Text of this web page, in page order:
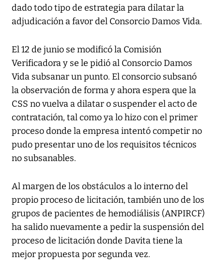
dado todo tipo de estrategia para dilatar la
adjudicación a favor del Consorcio Damos Vida.
El 12 de junio se modificó la Comisión
Verificadora y se le pidió al Consorcio Damos
Vida subsanar un punto. El consorcio subsanó
la observación de forma y ahora espera que la
CSS no vuelva a dilatar o suspender el acto de
contratación, tal como ya lo hizo con el primer
proceso donde la empresa intentó competir no
pudo presentar uno de los requisitos técnicos
no subsanables.
Al margen de los obstáculos a lo interno del
propio proceso de licitación, también uno de los
grupos de pacientes de hemodiálisis (ANPIRCF)
ha salido nuevamente a pedir la suspensión del
proceso de licitación donde Davita tiene la
mejor propuesta por segunda vez.